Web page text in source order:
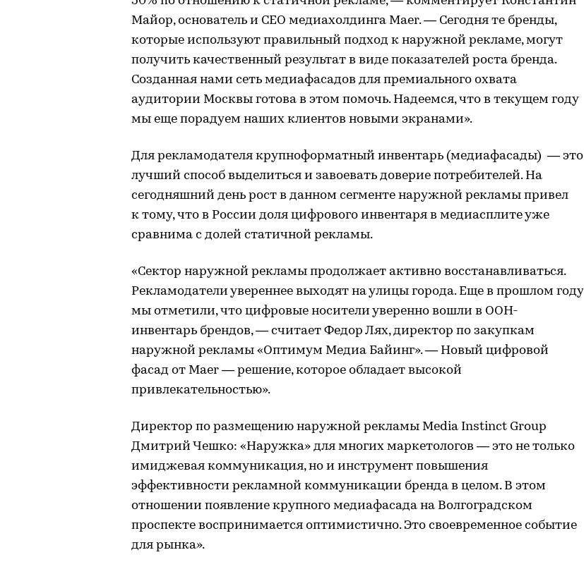
Майор, основатель и CЕО медиахолдинга Maer. — Сегодня те бренды,
которые используют правильный подход к наружной рекламе, могут
получить качественный результат в виде показателей роста бренда.
Созданная нами сеть медиафасадов для премиального охвата
аудитории Москвы готова в этом помочь. Надеемся, что в текущем году
мы еще порадуем наших клиентов новыми экранами».
Для рекламодателя крупноформатный инвентарь (медиафасады) — это
лучший способ выделиться и завоевать доверие потребителей. На
сегодняшний день рост в данном сегменте наружной рекламы привел
к тому, что в России доля цифрового инвентаря в медиасплите уже
сравнима с долей статичной рекламы.
«Сектор наружной рекламы продолжает активно восстанавливаться.
Рекламодатели увереннее выходят на улицы города. Еще в прошлом году
мы отметили, что цифровые носители уверенно вошли в OOH-
инвентарь брендов, — считает Федор Лях, директор по закупкам
наружной рекламы «Оптимум Медиа Байинг». — Новый цифровой
фасад от Maer — решение, которое обладает высокой
привлекательностью».
Директор по размещению наружной рекламы Media Instinct Group
Дмитрий Чешко: «Наружка» для многих маркетологов — это не только
имиджевая коммуникация, но и инструмент повышения
эффективности рекламной коммуникации бренда в целом. В этом
отношении появление крупного медиафасада на Волгоградском
проспекте воспринимается оптимистично. Это своевременное событие
для рынка».